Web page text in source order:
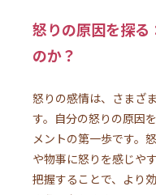
怒りの原因を探る
のか？
怒りの感情は、さまざ
す。自分の怒りの原因
メントの第一歩です。
や物事に怒りを感じや
把握することで、より